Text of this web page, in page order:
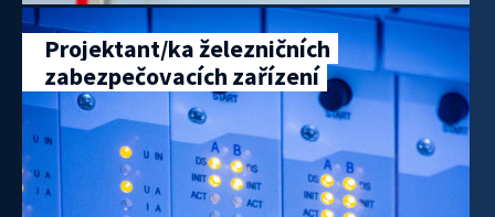
Projektant/ka železničních
zabezpečovacích zařízení